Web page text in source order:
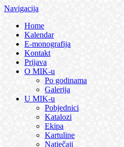
Navigacija
Home
Kalendar
E-monografija
Kontakt
Prijava
O MIK-u
Po godinama
Galerija
U MIK-u
Pobjednici
Katalozi
Ekipa
Kartuline
Natječaji